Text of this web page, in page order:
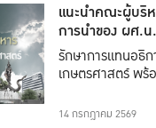
แนะนำคณะผู้บริ
การนำของ ผศ.
ธรรม
รักษาการแทนอธิ
เกษตรศาสตร์ พร้
14 กรกฎาคม 2569